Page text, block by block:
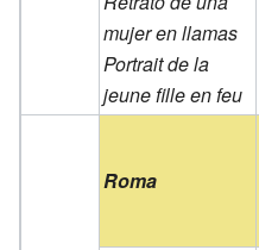
mujer en llamas
Portrait de la
jeune fille en feu
Roma